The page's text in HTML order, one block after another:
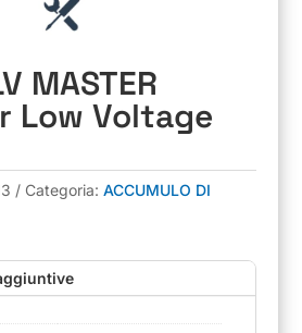
MASTER
Low Voltage
Categoria:ACCUMULO DI